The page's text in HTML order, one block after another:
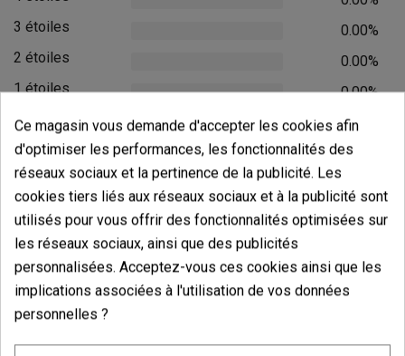
3 étoiles
0.00%
2 étoiles
0.00%
1 étoiles
0.00%
Écrivez votre commentaire
5de5
5 Valorisations globales
Trier par:
Commentaires sur
Ce magasin vous demande d'accepter les cookies afin
d'optimiser les performances, les fonctionnalités des
réseaux sociaux et la pertinence de la publicité. Les
cookies tiers liés aux réseaux sociaux et à la publicité sont
utilisés pour vous offrir des fonctionnalités optimisées sur
les réseaux sociaux, ainsi que des publicités
personnalisées. Acceptez-vous ces cookies ainsi que les
implications associées à l'utilisation de vos données
personnelles ?